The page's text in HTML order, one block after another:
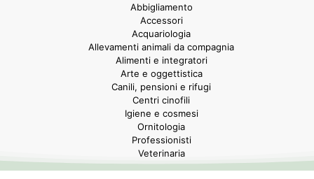
Abbigliamento
Accessori
Acquariologia
Allevamenti animali da compagnia
Alimenti e integratori
Arte e oggettistica
Canili, pensioni e rifugi
Centri cinofili
Igiene e cosmesi
Ornitologia
Professionisti
Veterinaria